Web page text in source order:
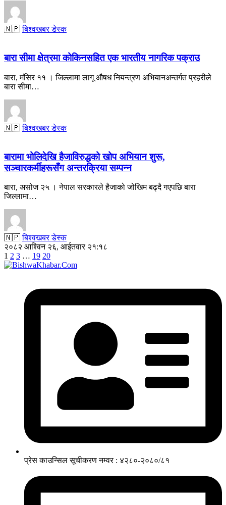
🇳🇵 बिश्वखबर डेस्क
बारा सीमा क्षेत्रमा कोकिनसहित एक भारतीय नागरिक पक्राउ
बारा, मंसिर ११ । जिल्लामा लागू औषध नियन्त्रण अभियानअन्तर्गत प्रहरीले
बारा सीमा…
🇳🇵 बिश्वखबर डेस्क
बारामा भोलिदेखि हैजाविरुद्धको खोप अभियान शुरू,
सञ्चारकर्मीहरूसँग अन्तरक्रिया सम्पन्न
बारा, असोज २५ । नेपाल सरकारले हैजाको जोखिम बढ्दै गएपछि बारा
जिल्लामा…
🇳🇵 बिश्वखबर डेस्क
२०८२ आश्विन २६, आईतवार २१:१८
1 2 3 … 19 20
प्रेस काउन्सिल सूचीकरण नम्वर : ४२८०-२०८०/८१